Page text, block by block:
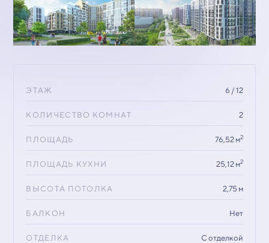
ЭТАЖ 6 / 12
КОЛИЧЕСТВО КОМНАТ 2
ПЛОЩАДЬ 76,52 м2
ПЛОЩАДЬ КУХНИ 25,12 м2
ВЫСОТА ПОТОЛКА 2,75 м
БАЛКОН Нет
ОТДЕЛКА С отделкой